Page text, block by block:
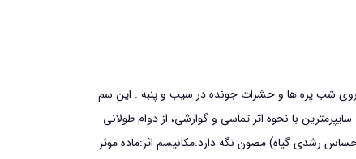
روی شب پره ها و حشرات جونده در سیب و پنبه . این سم
با نحوه اثر تماسی و گوارشی، از دوام طولانی
حساس رشدی گیاه) مصون نگه دارد.مکانیسم اثر:ماده موثر